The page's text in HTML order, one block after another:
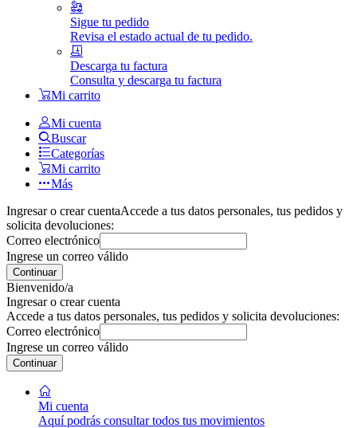
Sigue tu pedido
Revisa el estado actual de tu pedido.
Descarga tu factura
Consulta y descarga tu factura
Mi carrito
Mi cuenta
Buscar
Categorías
Mi carrito
Más
Ingresar o crear cuentaAccede a tus datos personales, tus pedidos y
solicita devoluciones:
Correo electrónico
Ingrese un correo válido
Continuar
Bienvenido/a
Ingresar o crear cuenta
Accede a tus datos personales, tus pedidos y solicita devoluciones:
Correo electrónico
Ingrese un correo válido
Continuar
Mi cuenta
Aquí podrás consultar todos tus movimientos